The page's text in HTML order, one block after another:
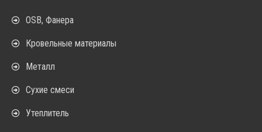
OSB, Фанера
Кровельные материалы
Металл
Сухие смеси
Утеплитель